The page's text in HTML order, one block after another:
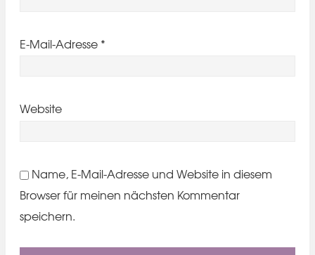
E-Mail-Adresse *
Website
Name, E-Mail-Adresse und Website in diesem
Browser für meinen nächsten Kommentar
speichern.